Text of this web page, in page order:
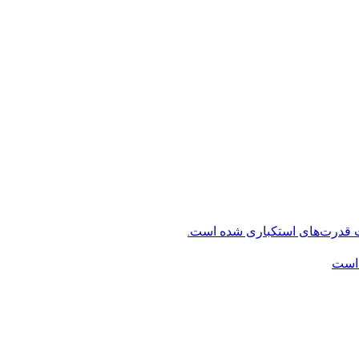
قدرت‌های استکباری شده است.
است